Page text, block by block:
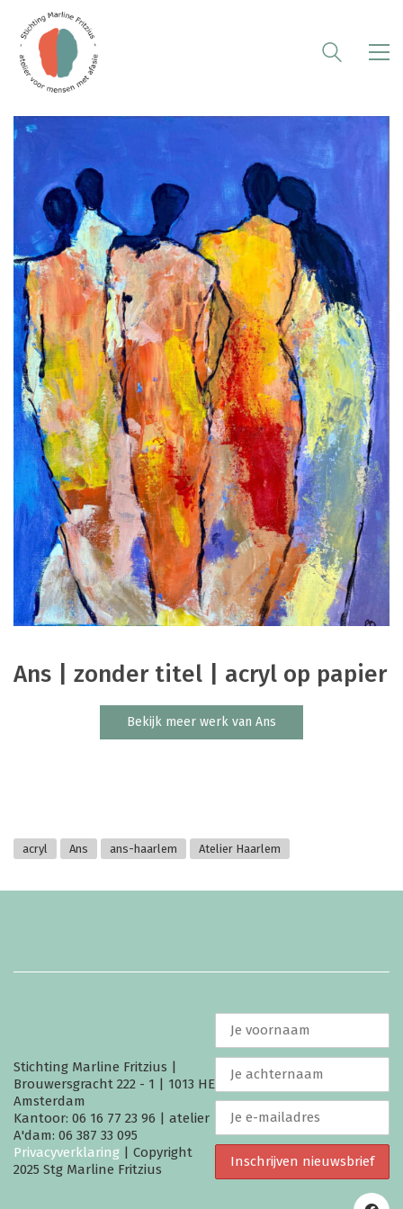
Ans | zonder titel | acryl op papier
Bekijk meer werk van Ans
acryl Ans ans-haarlem Atelier Haarlem
Stichting Marline Fritzius |
Brouwersgracht 222 - 1 | 1013 HE
Amsterdam
Kantoor: 06 16 77 23 96 | atelier
A'dam: 06 387 33 095
Privacyverklaring | Copyright
2025 Stg Marline Fritzius